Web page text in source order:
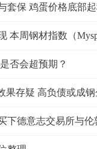
套保 鸡蛋价格底部
本周钢材指数（
否会超预期？
果存疑 高负债或成
下德意志交易所与